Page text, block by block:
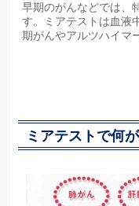
早期のがんなどでは、
す。ミアテストは血液
期がんやアルツハイマ
ミアテストで何